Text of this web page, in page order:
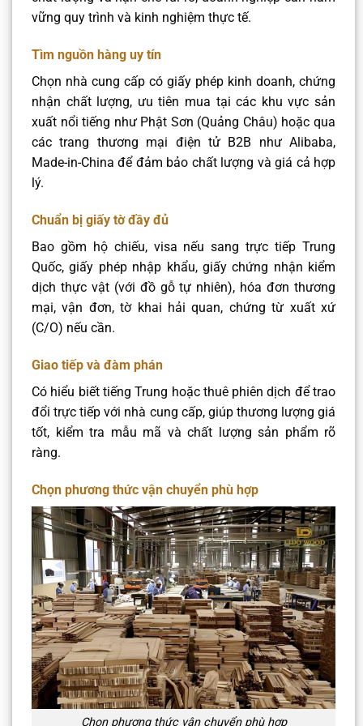
vững quy trình và kinh nghiệm thực tế.
Tìm nguồn hàng uy tín
Chọn nhà cung cấp có giấy phép kinh doanh, chứng
nhận chất lượng, ưu tiên mua tại các khu vực sản
xuất nổi tiếng như Phật Sơn (Quảng Châu) hoặc qua
các trang thương mại điện tử B2B như Alibaba,
Made-in-China để đảm bảo chất lượng và giá cả hợp
lý.
Chuẩn bị giấy tờ đầy đủ
Bao gồm hộ chiếu, visa nếu sang trực tiếp Trung
Quốc, giấy phép nhập khẩu, giấy chứng nhận kiểm
dịch thực vật (với đồ gỗ tự nhiên), hóa đơn thương
mại, vận đơn, tờ khai hải quan, chứng từ xuất xứ
(C/O) nếu cần.
Giao tiếp và đàm phán
Có hiểu biết tiếng Trung hoặc thuê phiên dịch để trao
đổi trực tiếp với nhà cung cấp, giúp thương lượng giá
tốt, kiểm tra mẫu mã và chất lượng sản phẩm rõ
ràng.
Chọn phương thức vận chuyển phù hợp
Chọn phương thức vận chuyển phù hợp